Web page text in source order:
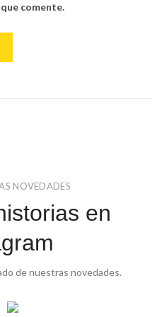
comente.
NOVEDADES
en
de nuestras novedades.